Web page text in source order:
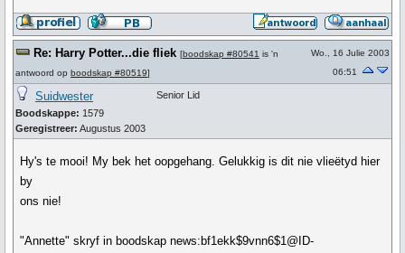
Re: Harry Potter...die fliek [boodskap #80541 is 'n
antwoord op boodskap #80519]
Wo., 16 Julie 2003
06:51
Suidwester
Boodskappe: 1579
Geregistreer: Augustus 2003
Senior Lid
Hy's te mooi! My bek het oopgehang. Gelukkig is dit nie vlieëtyd hier
by
ons nie!
"Annette" skryf in boodskap news:bf1ekk$9vnn6$1@ID-